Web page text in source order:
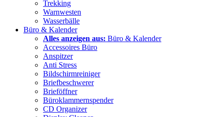
Trekking
Warnwesten
Wasserbälle
Büro & Kalender
Alles anzeigen aus: Büro & Kalender
Accessoires Büro
Anspitzer
Anti Stress
Bildschirmreiniger
Briefbeschwerer
Brieföffner
Büroklammernspender
CD Organizer